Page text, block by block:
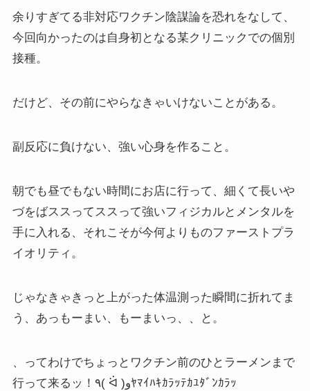
余りすぎてる非対応ワクチン陰謀論を恐れをなして、
今回向かったのは自身初となる某クリニックでの個別
接種。
だけど、その前にやらなきゃいけないことがある。
副反応に負けない、強い心身を作ること。
朝でも昼でもない時間にお店に行って、細くて長いや
づをばススってススって強いフィジカルとメンタルを
手に入れる、それこそが今何よりものファーストプラ
イオリティ。
じゃなきゃきっと上がった体温測った瞬間に折れてま
う、あっもーまい、もーまいっ、、と。
、ってわけでちょっとワクチン前のひとラーメンまで
行って来るッ！٩( ᐛ )وﾔﾏｲﾊｷｶﾗｯﾃｶﾕﾀﾞﾝｶﾗｯ